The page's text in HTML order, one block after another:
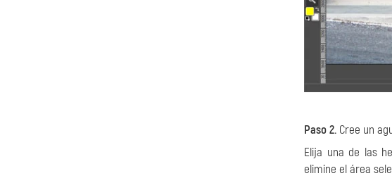
Paso 2. Cree un
Elija una de las
elimine el área